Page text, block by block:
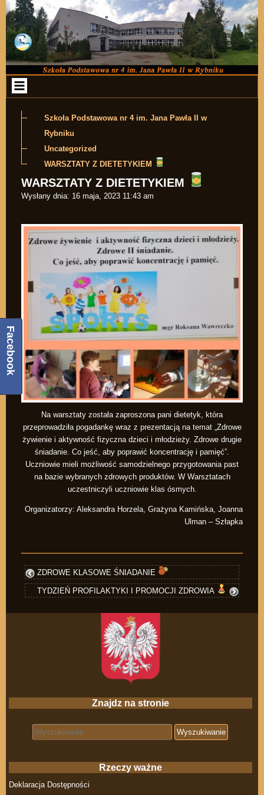
Przejdź do zawartości
Szkoła Podstawowa nr 4 im. Jana Pawła II w
Rybniku
Uncategorized
WARSZTATY Z DIETETYKIEM
WARSZTATY Z DIETETYKIEM
Wysłany dnia: 16 maja, 2023 11:43 am
Na warsztaty została zaproszona pani dietetyk, która
przeprowadziła pogadankę wraz z prezentacją na temat „Zdrowe
żywienie i aktywność fizyczna dzieci i młodzieży. Zdrowe drugie
śniadanie. Co jeść, aby poprawić koncentrację i pamięć”.
Uczniowie mieli możliwość samodzielnego przygotowania past
na bazie wybranych zdrowych produktów. W Warsztatach
uczestniczyli uczniowie klas ósmych.
Organizatorzy: Aleksandra Horzela, Grażyna Kamińska, Joanna
Ulman – Szłapka
ZDROWE KLASOWE ŚNIADANIE
TYDZIEŃ PROFILAKTYKI I PROMOCJI ZDROWIA
Znajdz na stronie
Search for:
Rzeczy ważne
Deklaracja Dostępności
Facebook